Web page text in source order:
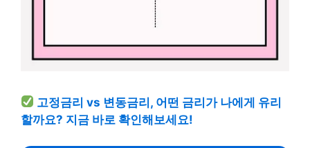
고정금리 vs 변동금리, 어떤 금리가 나에게 유리
할까요? 지금 바로 확인해보세요!